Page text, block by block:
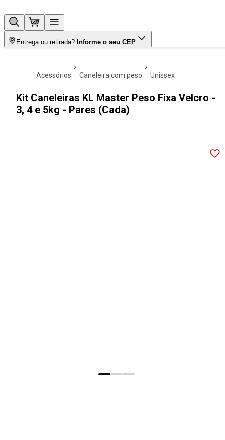
Entrega ou retirada? Informe o seu CEP
acessórios caneleira com peso unissex
Kit Caneleiras KL Master Peso Fixa Velcro -
3, 4 e 5kg - Pares (Cada)